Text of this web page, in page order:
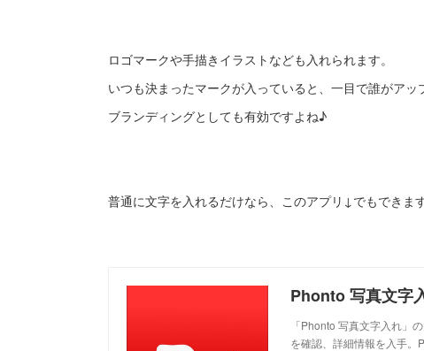
ロゴマークや手描きイラストなども入れられます。
いつも決まったマークが入っていると、一目で誰がアッ
ブランディングとしても有効ですよね♪
普通に文字を入れるだけなら、このアプリ↓でもできます
Phonto 写真文字
「Phonto 写真文字入れ」
を確認、詳細情報を入手